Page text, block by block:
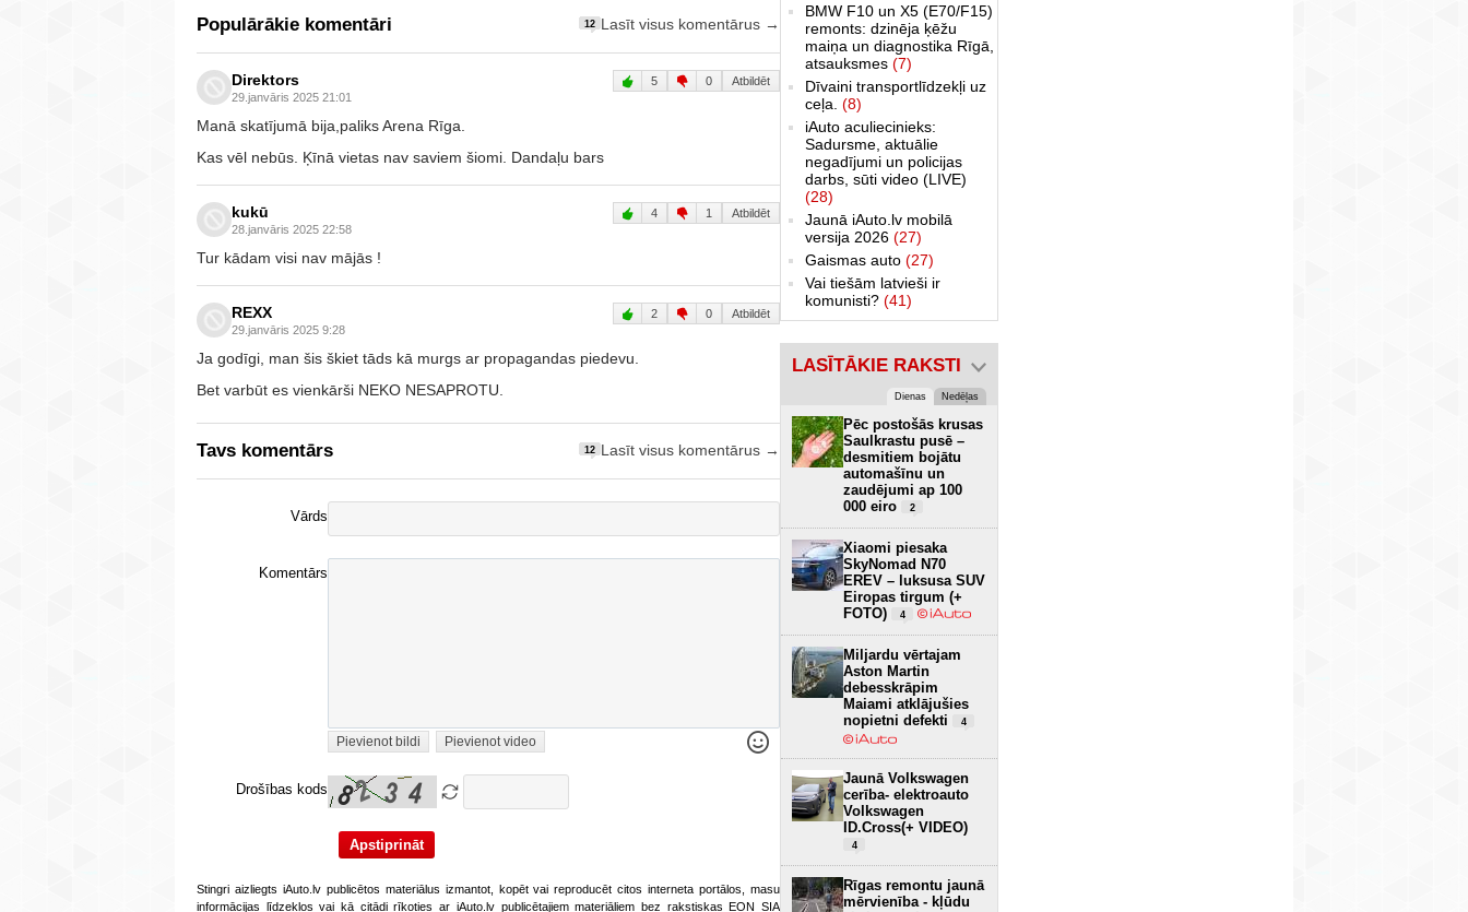
Populārākie komentāri 12 Lasīt visus komentārus →
Direktors
29.janvāris 2025 21:01
5 0 Atbildēt
Manā skatījumā bija,paliks Arena Rīga.
Kas vēl nebūs. Ķīnā vietas nav saviem šiomi. Dandaļu bars
kukū
28.janvāris 2025 22:58
4 1 Atbildēt
Tur kādam visi nav mājās !
REXX
29.janvāris 2025 9:28
2 0 Atbildēt
Ja godīgi, man šis škiet tāds kā murgs ar propagandas piedevu.
Bet varbūt es vienkārši NEKO NESAPROTU.
Tavs komentārs 12 Lasīt visus komentārus →
Vārds
Komentārs
Pievienot bildi Pievienot video
Drošības kods
Stingri aizliegts iAuto.lv publicētos materiālus izmantot, kopēt vai reproducēt citos interneta portālos, masu
informācijas līdzekļos vai kā citādi rīkoties ar iAuto.lv publicētajiem materiāliem bez rakstiskas EON SIA
BMW F10 un X5 (E70/F15)
remonts: dzinēja ķēžu
maiņa un diagnostika Rīgā,
atsauksmes (7)
Dīvaini transportlīdzekļi uz
ceļa. (8)
iAuto aculiecinieks:
Sadursme, aktuālie
negadījumi un policijas
darbs, sūti video (LIVE)
(28)
Jaunā iAuto.lv mobilā
versija 2026 (27)
Gaismas auto (27)
Vai tiešām latvieši ir
komunisti? (41)
LASĪTĀKIE RAKSTI
Dienas Nedēļas
Pēc postošās krusas
Saulkrastu pusē –
desmitiem bojātu
automašīnu un
zaudējumi ap 100
000 eiro
2
Xiaomi piesaka
SkyNomad N70
EREV – luksusa SUV
Eiropas tirgum (+
FOTO)
4
Miljardu vērtajam
Aston Martin
debesskrāpim
Maiami atklājušies
nopietni defekti
4
Jaunā Volkswagen
cerība- elektroauto
Volkswagen
ID.Cross(+ VIDEO)
4
Rīgas remontu jaunā
mērvienība - kļūdu